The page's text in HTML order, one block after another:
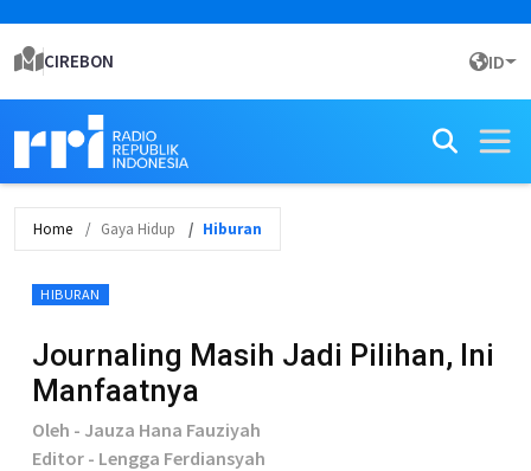
CIREBON ID
Home Gaya Hidup Hiburan
HIBURAN
Journaling Masih Jadi Pilihan, Ini
Manfaatnya
Oleh - Jauza Hana Fauziyah
Editor - Lengga Ferdiansyah